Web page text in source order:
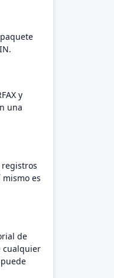
y
una
registros
es
de
cualquier